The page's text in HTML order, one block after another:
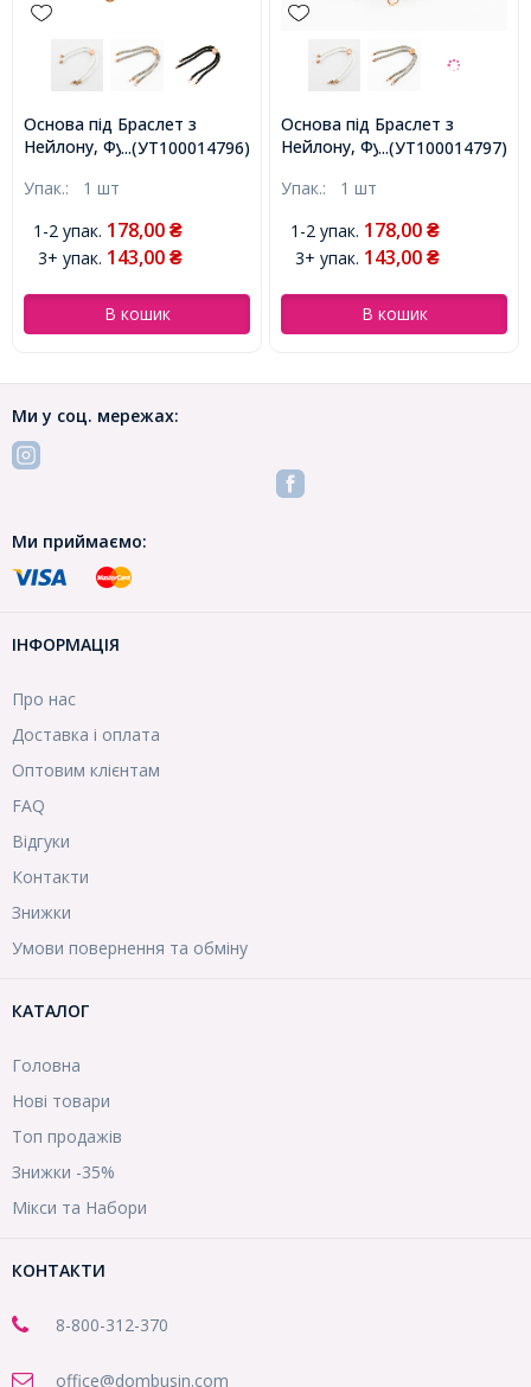
...(УТ100014796)
Основа під Браслет з
Нейлону, Фурнітура з Еко
Рожевий, Довжина 21см,
2.5мм, (УТ100014796)
Упак.: 1 шт
1-2 упак. 178,00 ₴
3+ упак. 143,00 ₴
В кошик
...(УТ100014797)
Основа під Браслет з
Нейлону, Фурнітура з Еко
Блакитний, Довжина 21см,
2.5мм, (УТ100014797)
Упак.: 1 шт
1-2 упак. 178,00 ₴
3+ упак. 143,00 ₴
В кошик
Ми у соц. мережах:
Ми приймаємо:
ІНФОРМАЦІЯ
Про нас
Доставка і оплата
Оптовим клієнтам
FAQ
Відгуки
Контакти
Знижки
Умови повернення та обміну
КАТАЛОГ
Головна
Нові товари
Топ продажів
Знижки -35%
Мікси та Набори
КОНТАКТИ
8-800-312-370
office@dombusin.com